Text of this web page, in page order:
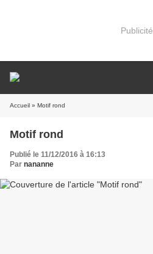
Publicité
Accueil » Motif rond
Motif rond
Publié le 11/12/2016 à 16:13
Par nananne